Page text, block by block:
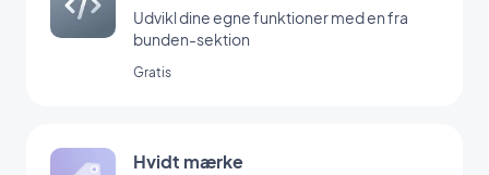
Udvikl dine egne funktioner med en fra
bunden-sektion
Gratis
Hvidt mærke